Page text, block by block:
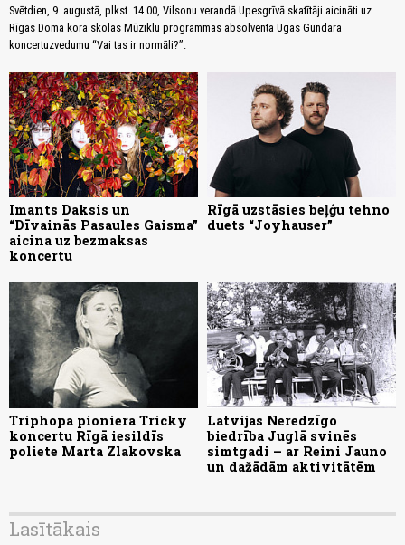
Svētdien, 9. augustā, plkst. 14.00, Vilsonu verandā Upesgrīvā skatītāji aicināti uz
Rīgas Doma kora skolas Mūziklu programmas absolventa Ugas Gundara
koncertuzvedumu “Vai tas ir normāli?”.
Imants Daksis un
“Dīvainās Pasaules Gaisma”
aicina uz bezmaksas
koncertu
Rīgā uzstāsies beļģu tehno
duets “Joyhauser”
Triphopa pioniera Tricky
koncertu Rīgā iesildīs
poliete Marta Zlakovska
Latvijas Neredzīgo
biedrība Juglā svinēs
simtgadi – ar Reini Jauno
un dažādām aktivitātēm
Lasītākais